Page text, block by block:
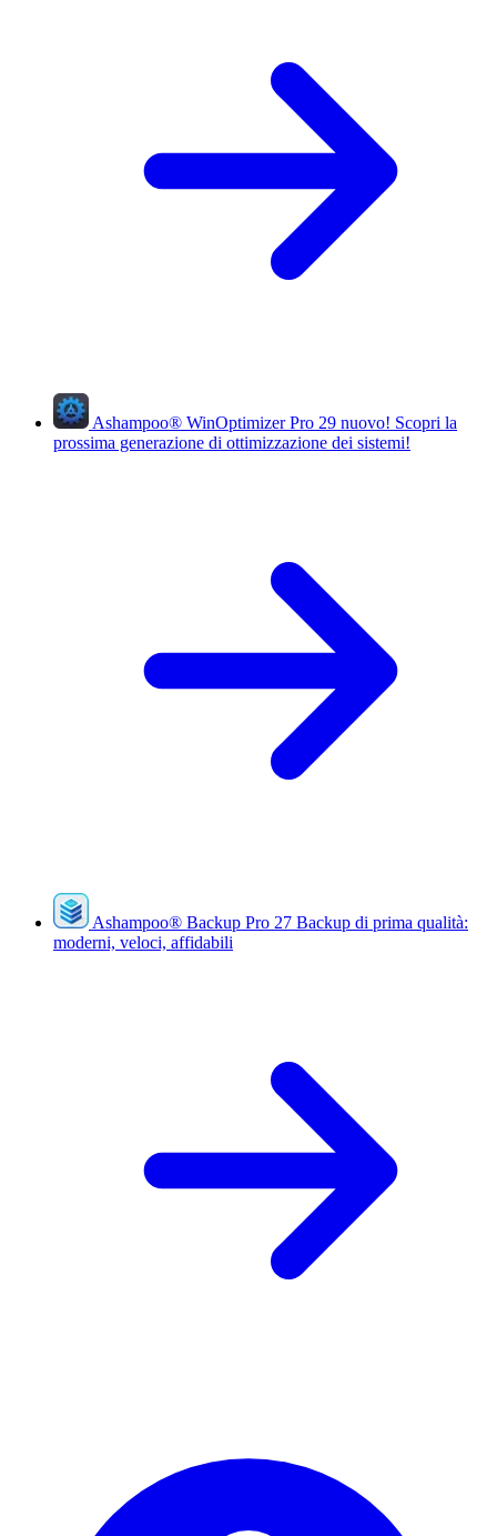
Ashampoo® WinOptimizer Pro 29 nuovo! Scopri la
prossima generazione di ottimizzazione dei sistemi!
Ashampoo® Backup Pro 27 Backup di prima qualità:
moderni, veloci, affidabili